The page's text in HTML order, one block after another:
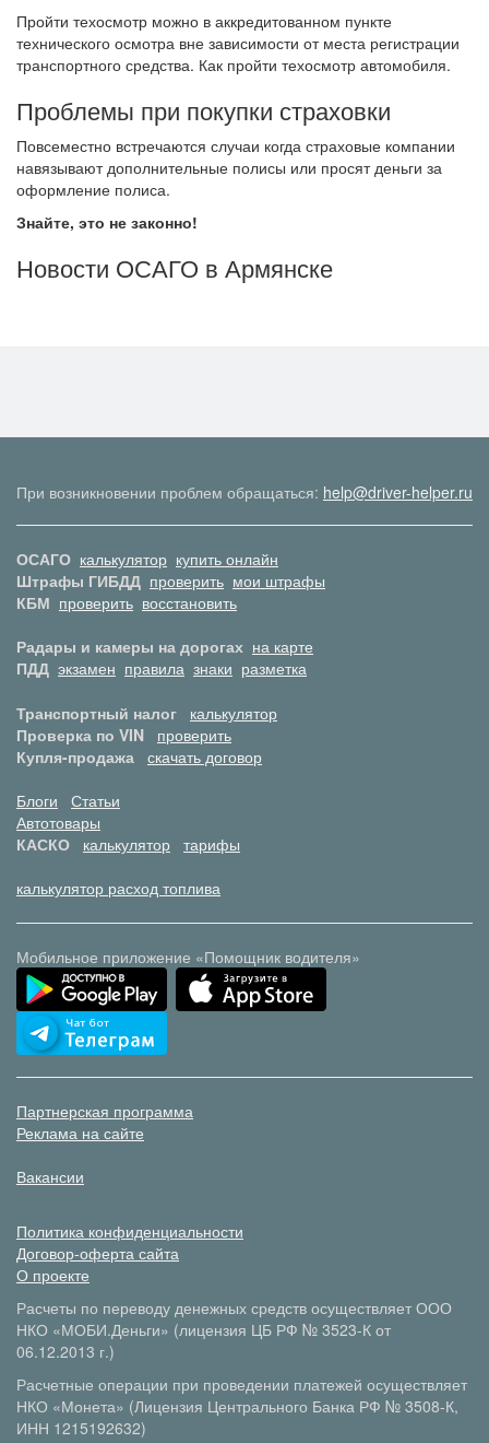
Пройти техосмотр можно в аккредитованном пункте
технического осмотра вне зависимости от места регистрации
транспортного средства. Как пройти техосмотр автомобиля.
Проблемы при покупки страховки
Повсеместно встречаются случаи когда страховые компании
навязывают дополнительные полисы или просят деньги за
оформление полиса.
Знайте, это не законно!
Новости ОСАГО в Армянске
При возникновении проблем обращаться: help@driver-helper.ru
ОСАГО калькулятор купить онлайн
Штрафы ГИБДД проверить мои штрафы
КБМ проверить восстановить
Радары и камеры на дорогах на карте
ПДД экзамен правила знаки разметка
Транспортный налог
калькулятор
Проверка по VIN
проверить
Купля-продажа скачать договор
Блоги
Статьи
Автотовары
КАСКО
калькулятор тарифы
калькулятор расход топлива
Мобильное приложение «Помощник водителя»
Партнерская программа
Реклама на сайте
Вакансии
Политика конфиденциальности
Договор-оферта сайта
О проекте
Расчеты по переводу денежных средств осуществляет ООО
НКО «МОБИ.Деньги» (лицензия ЦБ РФ № 3523-К от
06.12.2013 г.)
Расчетные операции при проведении платежей осуществляет
НКО «Монета» (Лицензия Центрального Банка РФ № 3508-К,
ИНН 1215192632)